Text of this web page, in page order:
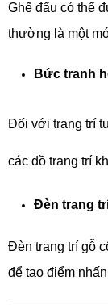
Ghế đẩu có thể
thường là một
Bức tranh
Đối với trang trí
các đồ trang trí
Đèn trang
Đèn trang trí gỗ
để tạo điểm